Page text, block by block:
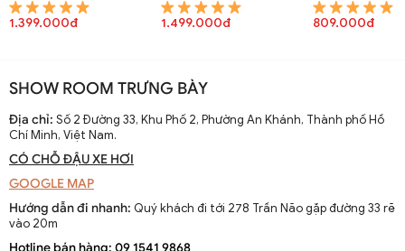
chữ nhật chống nước
DGT 8076A
1.399.000đ
DGT 8075A
1.499.000đ
rào DGT 5409A
809.000đ
SHOW ROOM TRƯNG BÀY
Địa chỉ: Số 2 Đường 33, Khu Phố 2, Phường An Khánh, Thành phố Hồ
Chí Minh, Việt Nam.
CÓ CHỖ ĐẬU XE HƠI
GOOGLE MAP
Hướng dẫn đi nhanh: Quý khách đi tới 278 Trần Não gặp đường 33 rẽ
vào 20m